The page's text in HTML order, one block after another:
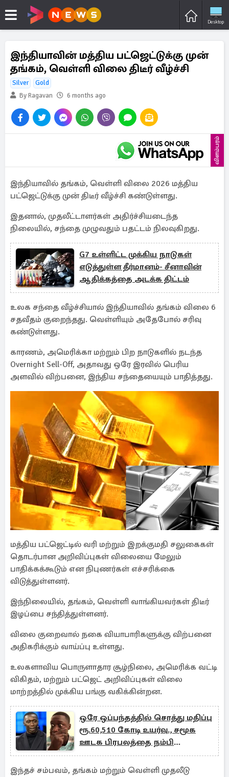
Desktop
இந்தியாவின் மத்திய பட்ஜெட்டுக்கு முன்
தங்கம், வெள்ளி விலை திடீர் வீழ்ச்சி
Silver
Gold
By Ragavan
6 months ago
விளம்பரம்
இந்தியாவில் தங்கம், வெள்ளி விலை 2026 மத்திய
பட்ஜெட்டுக்கு முன் திடீர் வீழ்ச்சி கண்டுள்ளது.
இதனால், முதலீட்டாளர்கள் அதிர்ச்சியடைந்த
நிலையில், சந்தை முழுவதும் பதட்டம் நிலவுகிறது.
G7 உள்ளிட்ட முக்கிய நாடுகள்
எடுத்துள்ள தீர்மானம்- சீனாவின்
ஆதிக்கத்தை அடக்க திட்டம்
உலக சந்தை வீழ்ச்சியால் இந்தியாவில் தங்கம் விலை 6
சதவீதம் குறைந்தது. வெள்ளியும் அதேபோல் சரிவு
கண்டுள்ளது.
காரணம், அமெரிக்கா மற்றும் பிற நாடுகளில் நடந்த
Overnight Sell-Off, அதாவது ஒரே இரவில் பெரிய
அளவில் விற்பனை, இந்திய சந்தையையும் பாதித்தது.
மத்திய பட்ஜெட்டில் வரி மற்றும் இறக்குமதி சலுகைகள்
தொடர்பான அறிவிப்புகள் விலையை மேலும்
பாதிக்கக்கூடும் என நிபுணர்கள் எச்சரிக்கை
விடுத்துள்ளனர்.
இந்நிலையில், தங்கம், வெள்ளி வாங்கியவர்கள் திடீர்
இழப்பை சந்தித்துள்ளனர்.
விலை குறைவால் நகை வியாபாரிகளுக்கு விற்பனை
அதிகரிக்கும் வாய்ப்பு உள்ளது.
உலகளாவிய பொருளாதார சூழ்நிலை, அமெரிக்க வட்டி
விகிதம், மற்றும் பட்ஜெட் அறிவிப்புகள் விலை
மாற்றத்தில் முக்கிய பங்கு வகிக்கின்றன.
ஒரே ஒப்பந்தத்தில் சொத்து மதிப்பு
ரூ.60,510 கோடி உயர்வு., சமூக
ஊடக பிரபலத்தை நம்பி
முதலீட்டாளர்கள் இழப்பு
இந்தச் சம்பவம், தங்கம் மற்றும் வெள்ளி முதலீடு